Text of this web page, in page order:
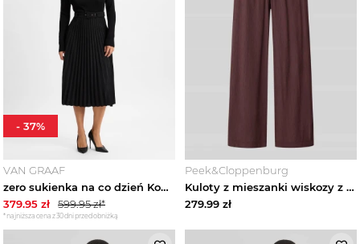
VAN GRAAF
zero sukienka na co dzień Kobiety czarny
379.95 zł 599.95zł*
*najniższa cena z 30 dni przed obniżką
- 37%
Peek&Cloppenburg
Kuloty z mieszanki wiskozy z fakturowanym wzorem Zero Ciemnobrązowy
279.99 zł